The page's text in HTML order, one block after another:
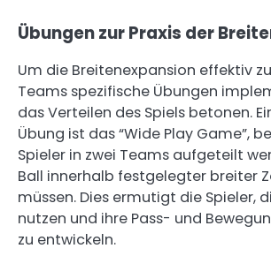
Übungen zur Praxis der
Um die Breitenexpansion effektiv
Teams spezifische Übungen
das Verteilen des Spiels betonen.
Übung ist das “Wide Play Game”,
Spieler in zwei Teams aufgeteilt
Ball innerhalb festgelegter breiter
müssen. Dies ermutigt die Spieler,
nutzen und ihre Pass- und
zu entwickeln.